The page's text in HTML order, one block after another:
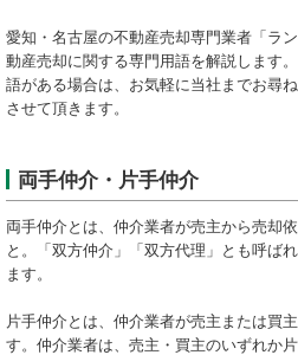
愛知・名古屋の不動産売却専門業者「ラ
動産売却に関する専門用語を解説します
語がある場合は、お気軽に当社までお尋
させて頂きます。
両手仲介・片手仲介
両手仲介とは、仲介業者が売主から売却
と。「双方仲介」「双方代理」とも呼ば
ます。
片手仲介とは、仲介業者が売主または買
す。仲介業者は、売主・買主のいずれか